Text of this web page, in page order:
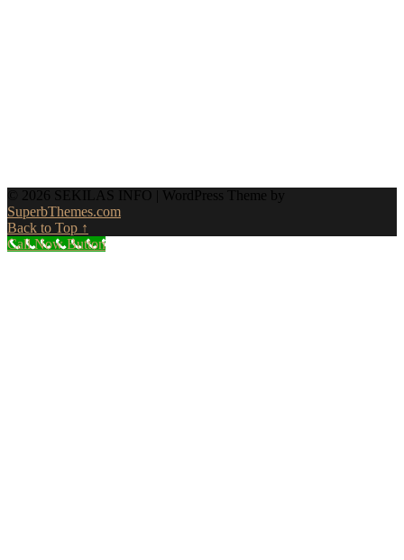
© 2026 SEKILAS INFO
| WordPress Theme by
SuperbThemes.com
Back to Top ↑
Call Now Button